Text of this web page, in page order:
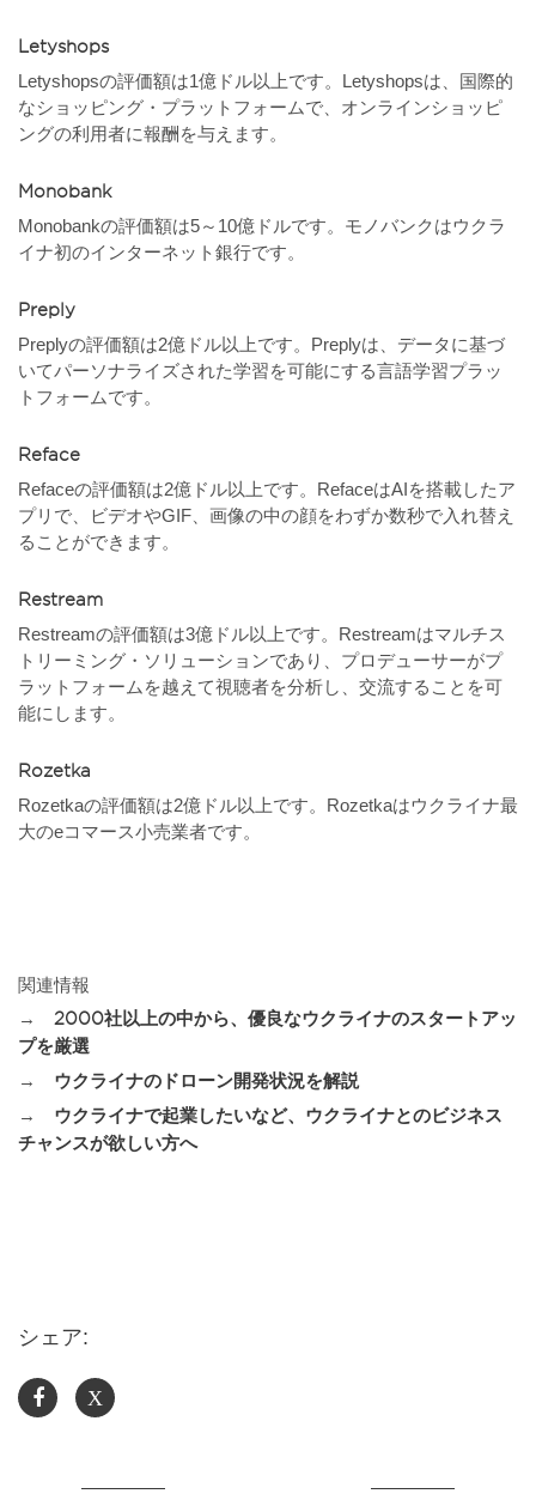
Letyshops
Letyshopsの評価額は1億ドル以上です。Letyshopsは、国際的
なショッピング・プラットフォームで、オンラインショッピ
ングの利用者に報酬を与えます。
Monobank
Monobankの評価額は5～10億ドルです。モノバンクはウクラ
イナ初のインターネット銀行です。
Preply
Preplyの評価額は2億ドル以上です。Preplyは、データに基づ
いてパーソナライズされた学習を可能にする言語学習プラッ
トフォームです。
Reface
Refaceの評価額は2億ドル以上です。RefaceはAIを搭載したア
プリで、ビデオやGIF、画像の中の顔をわずか数秒で入れ替え
ることができます。
Restream
Restreamの評価額は3億ドル以上です。Restreamはマルチス
トリーミング・ソリューションであり、プロデューサーがプ
ラットフォームを越えて視聴者を分析し、交流することを可
能にします。
Rozetka
Rozetkaの評価額は2億ドル以上です。Rozetkaはウクライナ最
大のeコマース小売業者です。
関連情報
→ 2000社以上の中から、優良なウクライナのスタートアッ
プを厳選
→ ウクライナのドローン開発状況を解説
→
ウクライナで起業したいなど、ウクライナとのビジネス
チャンスが欲しい方へ
シェア:
X